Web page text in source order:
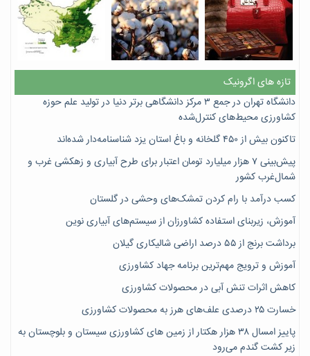
تازه های اگرونیک
دانشگاه تهران در جمع ۳ مرکز دانشگاهی برتر دنیا در تولید علم حوزه
کشاورزی محیط‌های کنترل‌شده
تاکنون بیش از ۴۵۰ گلخانه و باغ استان یزد شناسنامه‌دار شده‌اند
پیش‌بینی ۷‌ هزار میلیارد تومان اعتبار برای طرح آبیاری و زهکشی غرب و
شمال‌غرب کشور
کسب درآمد با رام کردن تمشک‌های وحشی در گلستان
آموزش، زیربنای استفاده کشاورزان از سیستم‌های آبیاری نوین
برداشت برنج از ۵۵ درصد اراضی شالیکاری گیلان
آموزش و ترویج مهم‌ترین برنامه جهاد کشاورزی
کاهش اثرات تنش آبی در محصولات کشاورزی
خسارت ۲۵ درصدی علف‌های هرز به محصولات کشاورزی
پاییز امسال ۳۸ هزار هکتار از زمین های کشاورزی سیستان و بلوچستان به
زیر کشت گندم می‌رود